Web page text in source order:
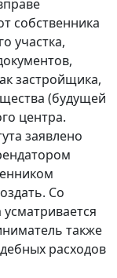
собственника
участка,
застройщика,
(будущей
центра.
заявлено
Со
также
расходов